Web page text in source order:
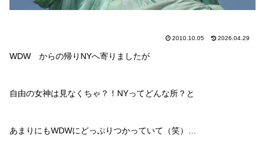
2010.10.05 2026.04.29
WDW からの帰りNYへ寄りましたが
自由の女神は見なくちゃ？！NYってどんな所？と
あまりにもWDWにどっぷりつかっていて（笑）…